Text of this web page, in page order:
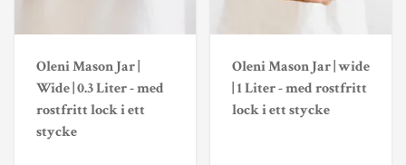
Oleni Mason Jar |
Wide | 0.3 Liter - med
rostfritt lock i ett
stycke
Oleni Mason Jar | wide
| 1 Liter - med rostfritt
lock i ett stycke